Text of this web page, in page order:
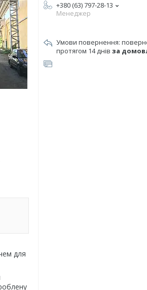
для
+380 (63) 797-28-13
Менеджер
протягом 14 днів за